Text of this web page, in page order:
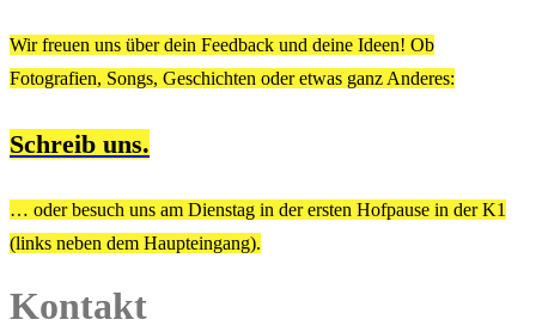
Wir freuen uns über dein Feedback und deine Ideen! Ob
Fotografien, Songs, Geschichten oder etwas ganz Anderes:
Schreib uns.
… oder besuch uns am Dienstag in der ersten Hofpause in der K1
(links neben dem Haupteingang).
Kontakt